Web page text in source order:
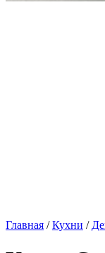
Главная /Кухни /